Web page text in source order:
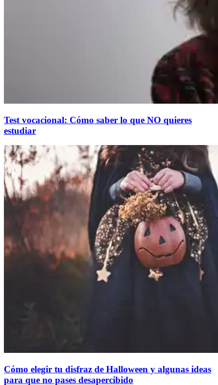
Test vocacional: Cómo saber lo que NO quieres
estudiar
Cómo elegir tu disfraz de Halloween y algunas ideas
para que no pases desapercibido